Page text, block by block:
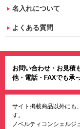
名入れについて
よくある質問
お問い合わせ・お見積
他・電話・FAXでも承
サイト掲載商品以外にも
す。
ノベルティコンシェルジ